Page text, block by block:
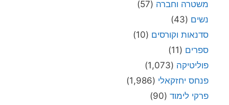
משטרה וחברה (57)
נשים (43)
סדנאות וקורסים (10)
ספרים (11)
פוליטיקה (1,073)
פנחס יחזקאלי (1,986)
פרקי לימוד (90)